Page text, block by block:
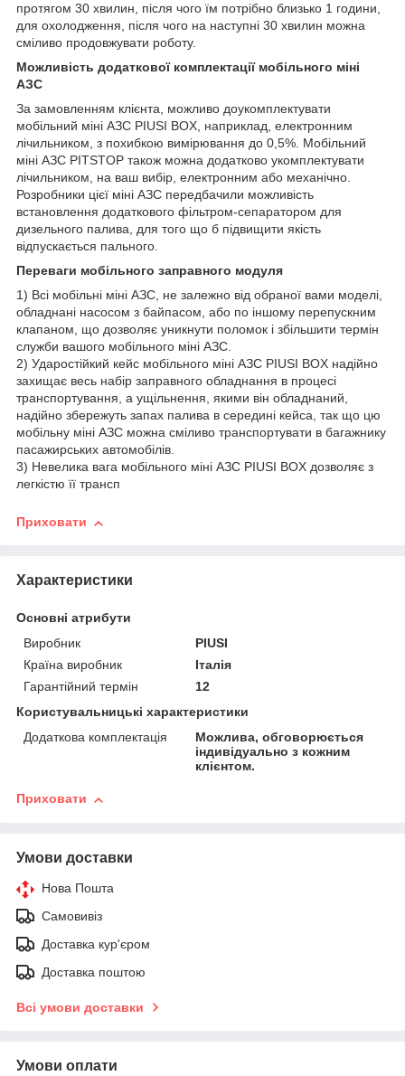
протягом 30 хвилин, після чого їм потрібно близько 1 години,
для охолодження, після чого на наступні 30 хвилин можна
сміливо продовжувати роботу.
Можливість додаткової комплектації мобільного міні
АЗС
За замовленням клієнта, можливо доукомплектувати
мобільний міні АЗС PIUSI BOX, наприклад, електронним
лічильником, з похибкою вимірювання до 0,5%. Мобільний
міні АЗС PITSTOP також можна додатково укомплектувати
лічильником, на ваш вибір, електронним або механічно.
Розробники цієї міні АЗС передбачили можливість
встановлення додаткового фільтром-сепаратором для
дизельного палива, для того що б підвищити якість
відпускається пального.
Переваги мобільного заправного модуля
1) Всі мобільні міні АЗС, не залежно від обраної вами моделі,
обладнані насосом з байпасом, або по іншому перепускним
клапаном, що дозволяє уникнути поломок і збільшити термін
служби вашого мобільного міні АЗС.
2) Ударостійкий кейс мобільного міні АЗС PIUSI BOX надійно
захищає весь набір заправного обладнання в процесі
транспортування, а ущільнення, якими він обладнаний,
надійно збережуть запах палива в середині кейса, так що цю
мобільну міні АЗС можна сміливо транспортувати в багажнику
пасажирських автомобілів.
3) Невелика вага мобільного міні АЗС PIUSI BOX дозволяє з
легкістю її трансп
Приховати
Характеристики
Основні атрибути
Виробник
PIUSI
Країна виробник
Італія
Гарантійний термін
12
Користувальницькі характеристики
Додаткова комплектація
Можлива, обговорюється
індивідуально з кожним
клієнтом.
Приховати
Умови доставки
Нова Пошта
Самовивіз
Доставка кур'єром
Доставка поштою
Всі умови доставки
Умови оплати